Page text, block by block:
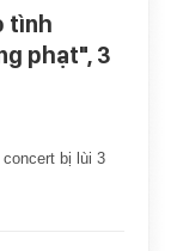
tình
phạt", 3
bị lùi 3